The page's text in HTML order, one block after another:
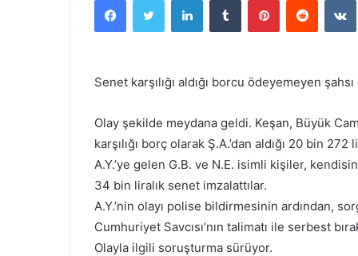
posta
göndermek
Senet karşılığı aldığı borcu ödeyemeyen
Olay şekilde meydana geldi. Keşan, Büyük
karşılığı borç olarak Ş.A.’dan aldığı 20 bin
A.Y.’ye gelen G.B. ve N.E. isimli kişiler,
34 bin liralık senet imzalattılar.
A.Y.’nin olayı polise bildirmesinin ardından,
Cumhuriyet Savcısı’nın talimatı ile serbest
Olayla ilgili soruşturma sürüyor.